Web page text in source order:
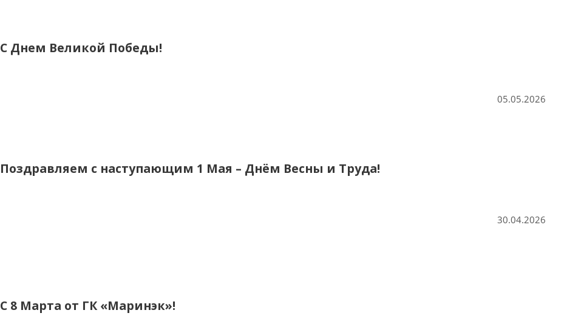
С Днем Великой Победы!
05.05.2026
Поздравляем с наступающим 1 Мая – Днём Весны и Труда!
30.04.2026
С 8 Марта от ГК «Маринэк»!